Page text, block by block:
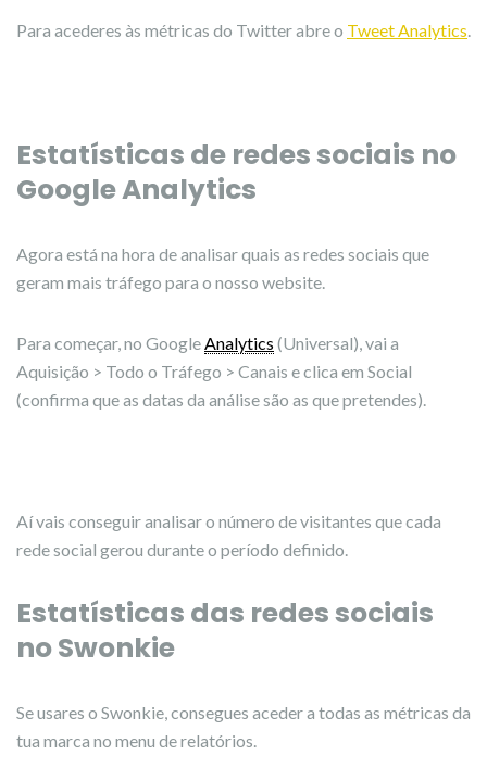
Para acederes às métricas do Twitter abre o Tweet Analytics
Estatísticas de redes sociais no
Google Analytics
Agora está na hora de analisar quais as redes sociais que
geram mais tráfego para o nosso website.
Para começar, no Google Analytics (Universal), vai a
Aquisição > Todo o Tráfego > Canais e clica em Social
(confirma que as datas da análise são as que pretendes).
Aí vais conseguir analisar o número de visitantes que cada
rede social gerou durante o período definido.
Estatísticas das redes sociais
no Swonkie
Se usares o Swonkie, consegues aceder a todas as métricas da
tua marca no menu de relatórios.